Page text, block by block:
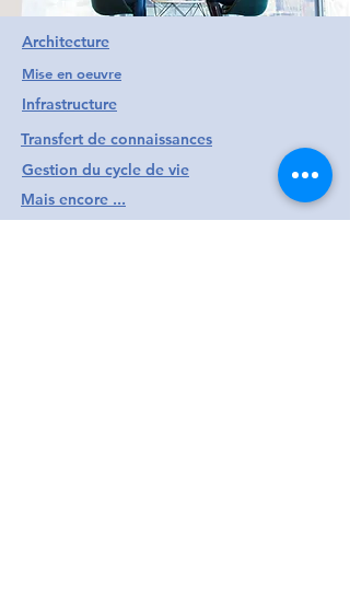
Architecture
Mise en oeuvre
Infrastructure
Transfert de connaissances
Gestion du cycle de vie
Mais encore ...